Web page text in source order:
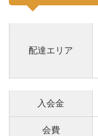
配達エリア
入会金
会費